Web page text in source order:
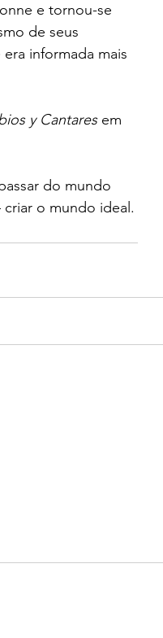
e tornou-se
de seus
informada mais
y Cantares em
do mundo
o mundo ideal.